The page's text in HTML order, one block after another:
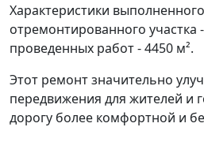
Характеристики
отремонтированного
проведенных работ - 4450 м².
Этот ремонт значительно
передвижения для жителей и
дорогу более комфортной и